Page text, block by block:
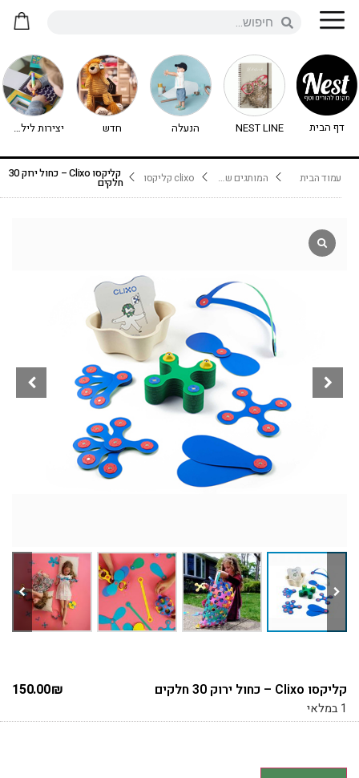
דף הבית NEST LINE הנעלה חדש יצירות לילדים - יצירה לילדים
עמוד הבית המותגים שלנו clixo קליקסו קליקסו Clixo – כחול ירוק 30
חלקים
קליקסו Clixo – כחול ירוק 30 חלקים 150.00₪
1 במלאי